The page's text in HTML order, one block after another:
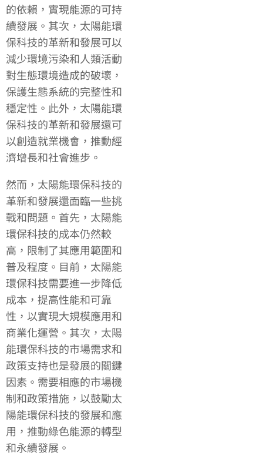
的依賴，實現能源的可持
續發展。其次，太陽能環
保科技的革新和發展可以
減少環境污染和人類活動
對生態環境造成的破壞，
保護生態系統的完整性和
穩定性。此外，太陽能環
保科技的革新和發展還可
以創造就業機會，推動經
濟增長和社會進步。
然而，太陽能環保科技的
革新和發展還面臨一些挑
戰和問題。首先，太陽能
環保科技的成本仍然較
高，限制了其應用範圍和
普及程度。目前，太陽能
環保科技需要進一步降低
成本，提高性能和可靠
性，以實現大規模應用和
商業化運營。其次，太陽
能環保科技的市場需求和
政策支持也是發展的關鍵
因素。需要相應的市場機
制和政策措施，以鼓勵太
陽能環保科技的發展和應
用，推動綠色能源的轉型
和永續發展。